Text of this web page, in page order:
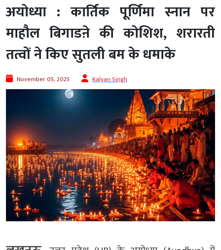
अयोध्या : कार्तिक पूर्णिमा स्नान पर
माहौल बिगाडऩे की कोशिश, शरारती
तत्वों ने किए सुतली बम के धमाके
November 05, 2025 Kalyan Singh